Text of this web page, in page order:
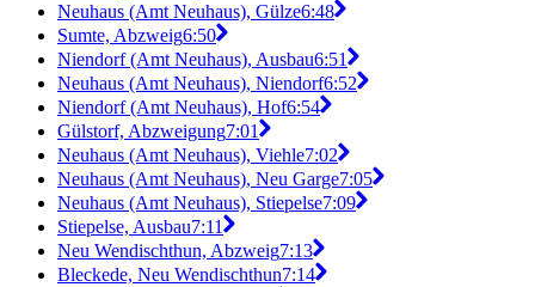
Neuhaus (Amt Neuhaus), Gülze6:48
Sumte, Abzweig6:50
Niendorf (Amt Neuhaus), Ausbau6:51
Neuhaus (Amt Neuhaus), Niendorf6:52
Niendorf (Amt Neuhaus), Hof6:54
Gülstorf, Abzweigung7:01
Neuhaus (Amt Neuhaus), Viehle7:02
Neuhaus (Amt Neuhaus), Neu Garge7:05
Neuhaus (Amt Neuhaus), Stiepelse7:09
Stiepelse, Ausbau7:11
Neu Wendischthun, Abzweig7:13
Bleckede, Neu Wendischthun7:14